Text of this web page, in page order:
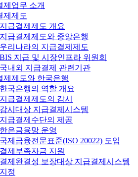
제업무 소개
제제도
지급결제제도 개요
지급결제제도와 중앙은행
우리나라의 지급결제제도
BIS 지급 및 시장인프라 위원회
국내외 지급결제 관련기관
제제도와 한국은행
한국은행의 역할 개요
지급결제제도의 감시
감시대상 지급결제시스템
지급결제수단의 제공
한은금융망 운영
국제금융전문표준(ISO 20022) 도입
결제부족자금 지원
결제완결성 보장대상 지급결제시스템
지정